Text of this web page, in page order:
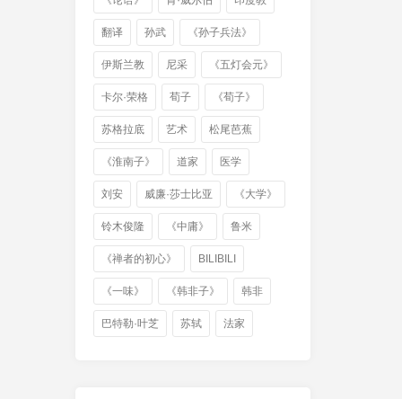
翻译 孙武 《孙子兵法》
伊斯兰教 尼采 《五灯会元》
卡尔·荣格 荀子 《荀子》
苏格拉底 艺术 松尾芭蕉
《淮南子》 道家 医学
刘安 威廉·莎士比亚 《大学》
铃木俊隆 《中庸》 鲁米
《禅者的初心》 BILIBILI
《一味》 《韩非子》 韩非
巴特勒·叶芝 苏轼 法家